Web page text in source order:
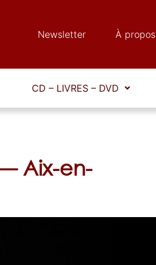
Newsletter À propos
CD – LIVRES – DVD
Aix-en-